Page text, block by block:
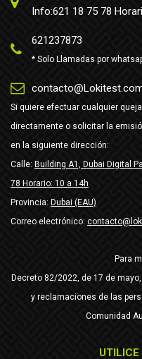
Info:621 18 75 78
621237873
* Solo Llamadas por
Si quiere efectuar cualquier
directamente o solicitar la
en la siguiente dirección:
Calle: Building A1, Dubai Digital
78 Horario: 10 a 14h
Provincia: Dubai (EAU)
Correo electrónico:
Para
Decreto 82/2022, de 17 de
y reclamaciones de las
Comunidad
UTILICE